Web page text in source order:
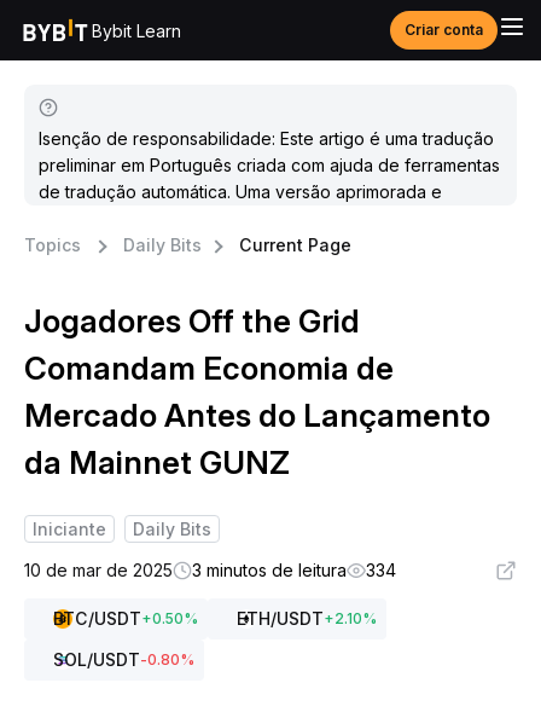
Bybit Learn Criar conta
Isenção de responsabilidade: Este artigo é uma tradução
preliminar em Português criada com ajuda de ferramentas
de tradução automática. Uma versão aprimorada e
Topics
Daily Bits Current Page
Jogadores Off the Grid
Comandam Economia de
Mercado Antes do Lançamento
da Mainnet GUNZ
Iniciante
Daily Bits
10 de mar de 2025
3 minutos de leitura 334
BTC/USDT+0.50% ETH/USDT+2.10%
SOL/USDT-0.80%